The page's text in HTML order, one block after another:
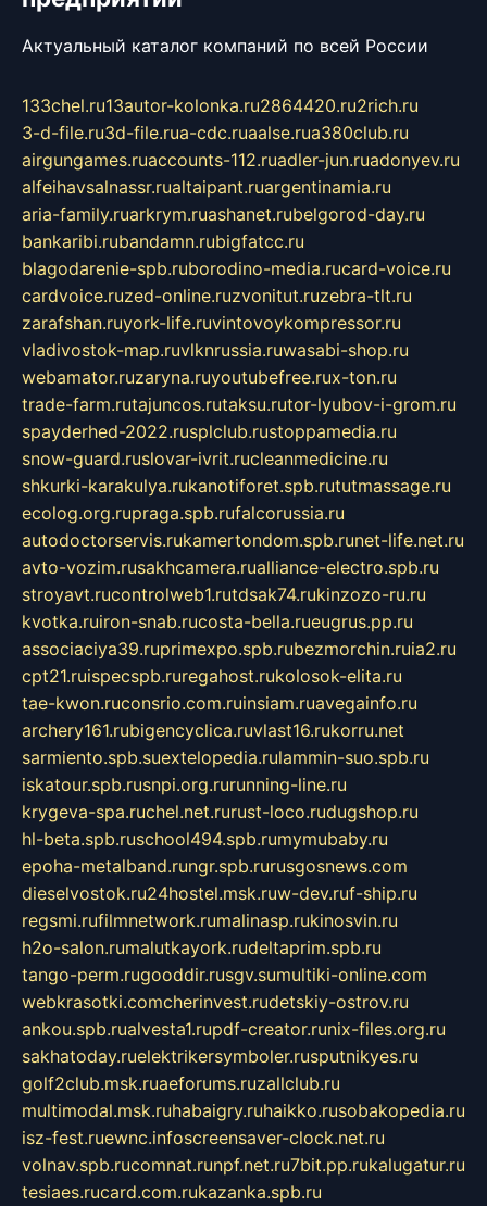
Актуальный каталог компаний по всей России
133chel.ru13autor-kolonka.ru2864420.ru2rich.ru
3-d-file.ru3d-file.rua-cdc.ruaalse.rua380club.ru
airgungames.ruaccounts-112.ruadler-jun.ruadonyev.ru
alfeihavsalnassr.rualtaipant.ruargentinamia.ru
aria-family.ruarkrym.ruashanet.rubelgorod-day.ru
bankaribi.rubandamn.rubigfatcc.ru
blagodarenie-spb.ruborodino-media.rucard-voice.ru
cardvoice.ruzed-online.ruzvonitut.ruzebra-tlt.ru
zarafshan.ruyork-life.ruvintovoykompressor.ru
vladivostok-map.ruvlknrussia.ruwasabi-shop.ru
webamator.ruzaryna.ruyoutubefree.rux-ton.ru
trade-farm.rutajuncos.rutaksu.rutor-lyubov-i-grom.ru
spayderhed-2022.rusplclub.rustoppamedia.ru
snow-guard.ruslovar-ivrit.rucleanmedicine.ru
shkurki-karakulya.rukanotiforet.spb.rututmassage.ru
ecolog.org.rupraga.spb.rufalcorussia.ru
autodoctorservis.rukamertondom.spb.runet-life.net.ru
avto-vozim.rusakhcamera.rualliance-electro.spb.ru
stroyavt.rucontrolweb1.rutdsak74.rukinzozo-ru.ru
kvotka.ruiron-snab.rucosta-bella.rueugrus.pp.ru
associaciya39.ruprimexpo.spb.rubezmorchin.ruia2.ru
cpt21.ruispecspb.ruregahost.rukolosok-elita.ru
tae-kwon.ruconsrio.com.ruinsiam.ruavegainfo.ru
archery161.rubigencyclica.ruvlast16.rukorru.net
sarmiento.spb.suextelopedia.rulammin-suo.spb.ru
iskatour.spb.rusnpi.org.rurunning-line.ru
krygeva-spa.ruchel.net.rurust-loco.rudugshop.ru
hl-beta.spb.ruschool494.spb.rumymubaby.ru
epoha-metalband.rungr.spb.rurusgosnews.com
dieselvostok.ru24hostel.msk.ruw-dev.ruf-ship.ru
regsmi.rufilmnetwork.rumalinasp.rukinosvin.ru
h2o-salon.rumalutkayork.rudeltaprim.spb.ru
tango-perm.rugooddir.rusgv.sumultiki-online.com
webkrasotki.comcherinvest.rudetskiy-ostrov.ru
ankou.spb.rualvesta1.rupdf-creator.runix-files.org.ru
sakhatoday.ruelektrikersymboler.rusputnikyes.ru
golf2club.msk.ruaeforums.ruzallclub.ru
multimodal.msk.ruhabaigry.ruhaikko.rusobakopedia.ru
isz-fest.ruewnc.infoscreensaver-clock.net.ru
volnav.spb.rucomnat.runpf.net.ru7bit.pp.rukalugatur.ru
tesiaes.rucard.com.rukazanka.spb.ru